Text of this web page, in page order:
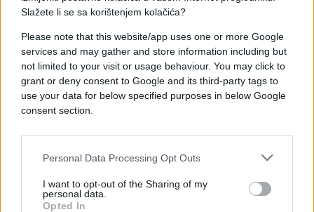
Slažete li se sa korištenjem kolačića?
Please note that this website/app uses one or more Google
services and may gather and store information including but
not limited to your visit or usage behaviour. You may click to
grant or deny consent to Google and its third-party tags to
use your data for below specified purposes in below Google
consent section.
Personal Data Processing Opt Outs
I want to opt-out of the Sharing of my
personal data.
Opted In
#nesreća